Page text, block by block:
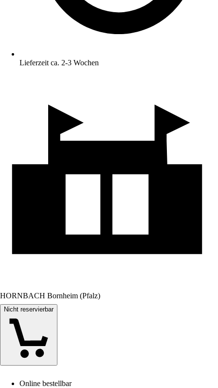
Lieferzeit ca. 2-3 Wochen
HORNBACH Bornheim (Pfalz)
Nicht reservierbar
Online bestellbar